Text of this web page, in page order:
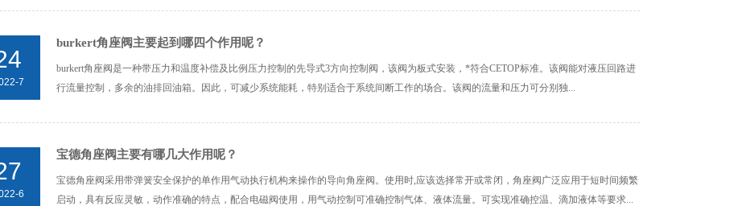
7
burkert角座阀主要起到哪四个作用呢？
burkert角座阀是一种带压力和温度补偿及比例压力控制的先导式3方向控制阀，该阀为板式安装，*符合CETOP标准。该阀能对液压回路进
行流量控制，多余的油排回油箱。因此，可减少系统能耗，特别适合于系统间断工作的场合。该阀的流量和压力可分别独...
6
宝德角座阀主要有哪几大作用呢？
宝德角座阀采用带弹簧安全保护的单作用气动执行机构来操作的导向角座阀。使用时,应该选择常开或常闭，角座阀广泛应用于短时间频繁
启动，具有反应灵敏，动作准确的特点，配合电磁阀使用，用气动控制可准确控制气体、液体流量。可实现准确控温、滴加液体等要求...